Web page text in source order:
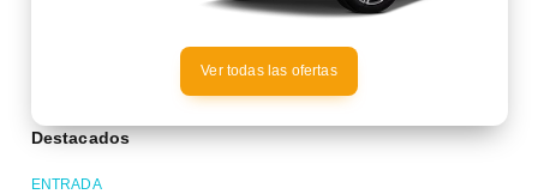
Ver todas las ofertas
Destacados
ENTRADA